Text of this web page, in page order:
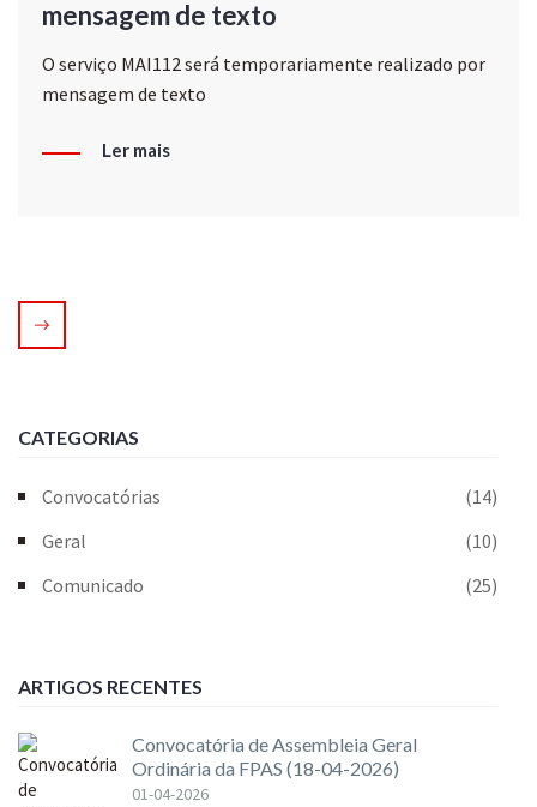
mensagem de texto
O serviço MAI112 será temporariamente realizado por
mensagem de texto
Ler mais
CATEGORIAS
Convocatórias
(14)
Geral
(10)
Comunicado
(25)
ARTIGOS RECENTES
Convocatória de Assembleia Geral
Ordinária da FPAS (18-04-2026)
01-04-2026